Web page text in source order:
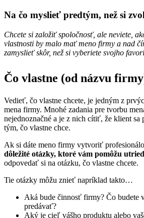
Na čo myslieť predtým, než si
Chcete si založiť spoločnosť, ale neviete,
vlastnosti by malo mať meno firmy a nad
zamyslieť skôr, než si vyberiete svojho
Čo vlastne (od názvu
Vedieť, čo vlastne chcete, je jedným z
mena firmy. Mnohé zadania pre tvorbu
nejednoznačné a je z nich cítiť, že klient sa
tým, čo vlastne chce.
Ak si dáte meno firmy vytvoriť
dôležité otázky, ktoré vám pomôžu
odpovedať si na otázku, čo vlastne chcete.
Tie otázky môžu znieť napríklad takto…
Aká bude činnosť firmy? Čo budete
predávať?
Aký je cieľ vášho produktu alebo